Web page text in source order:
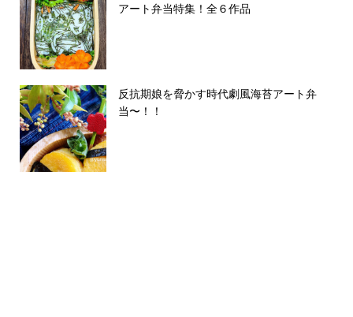
アート弁当特集！全６作品
反抗期娘を脅かす時代劇風海苔アート弁
当〜！！